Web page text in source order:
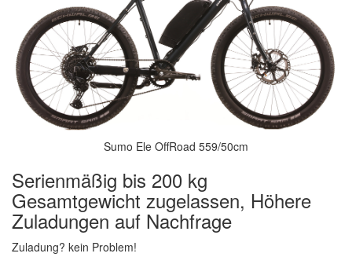
Sumo Ele OffRoad 559/50cm
Serienmäßig bis 200 kg
Gesamtgewicht zugelassen, Höhere
Zuladungen auf Nachfrage
Zuladung? kein Problem!